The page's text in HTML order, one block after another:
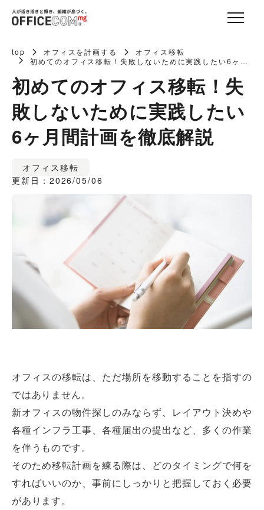
top オフィスを計画する
オフィス移転
初めてのオフィス移転！失敗しないために実践したい6ヶ月
初めてのオフィス移転！失
敗しないために実践したい
6ヶ月間計画を徹底解説
オフィス移転
更新日：2026/05/06
オフィスの移転は、ただ場所を移動することを指すの
ではありません。
新オフィスの物件探しのみならず、レイアウト決めや
各種インフラ工事、各種届出の提出など、多くの作業
を伴うものです。
そのため移転計画を練る際は、どのタイミングで何を
すればいいのか、事前にしっかりと把握しておく必要
があります。